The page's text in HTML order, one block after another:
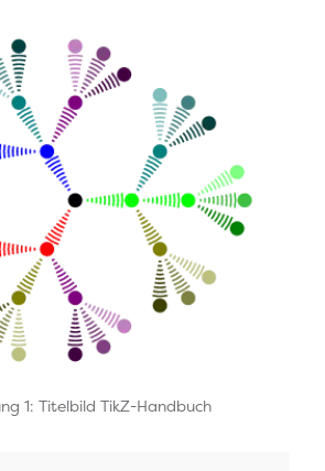
1: Titelbild TikZ-Handbuch